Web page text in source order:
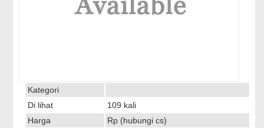
Kategori
Di lihat
109 kali
Harga
Rp (hubungi cs)